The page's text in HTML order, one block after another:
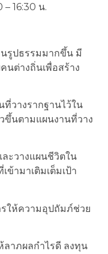
– 16:30 น.
นรูปธรรมมากขึ้น มี
นต่างถิ่นเพื่อสร้าง
วางรากฐานไว้ใน
ขึ้นตามแผนงานที่วาง
ะวางแผนชีวิตใน
ข้ามาเติมเต็มเป้า
ให้ความอุปถัมภ์ช่วย
าภผลกำไรดี ลงทุน